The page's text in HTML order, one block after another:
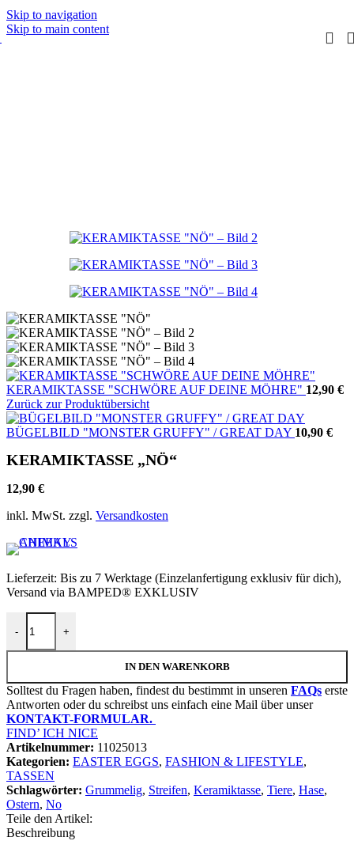
Skip to navigation
Skip to main content
KERAMIKTASSE "SCHWÖRE AUF DEINE MÖHRE" 12,90 €
Zurück zur Produktübersicht
BÜGELBILD "MONSTER GRUFFY" / GREAT DAY 10,90 €
KERAMIKTASSE „NÖ“
12,90 €
inkl. MwSt. zzgl. Versandkosten
Lieferzeit: Bis zu 7 Werktage (Einzelanfertigung exklusiv für dich),
Versand via BAMPED® EXKLUSIV
-
KERAMIKTASSE "NÖ" Menge
+
IN DEN WARENKORB
Solltest du Fragen haben, findest du bestimmt in unseren FAQs erste
Antworten oder du schreibst uns einfach eine Mail über unser
KONTAKT-FORMULAR.
FIND’ ICH NICE
Artikelnummer: 11025013
Kategorien: EASTER EGGS, FASHION & LIFESTYLE,
TASSEN
Schlagwörter: Grummelig, Streifen, Keramiktasse, Tiere, Hase,
Ostern, No
Teile den Artikel:
Beschreibung